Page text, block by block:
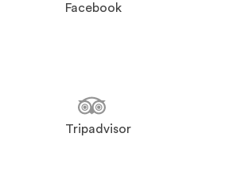
Facebook
Tripadvisor